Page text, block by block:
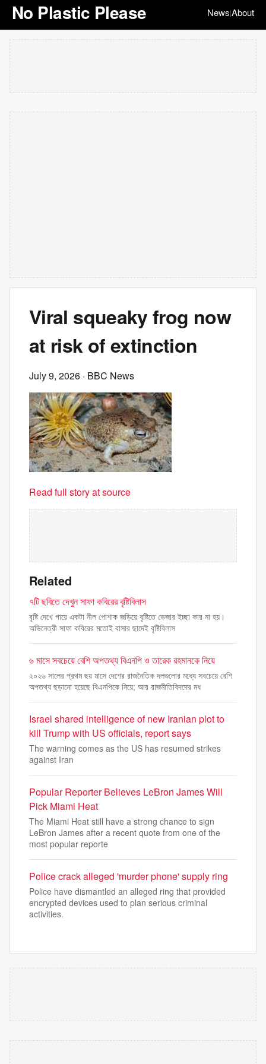
No Plastic Please News|About
Viral squeaky frog now
at risk of extinction
July 9, 2026 · BBC News
Read full story at source
Related
৭টি ছবিতে দেখুন সাফা কবিরের বৃষ্টিবিলাস
বৃষ্টি দেখে গায়ে একটা নীল পোশাক জড়িয়ে বৃষ্টিতে ভেজার ইচ্ছা কার না হয়।
অভিনেত্রী সাফা কবিরের মতোই বাসার ছাদেই বৃষ্টিবিলাস
৬ মাসে সবচেয়ে বেশি অপতথ্য বিএনপি ও তারেক রহমানকে নিয়ে
২০২৬ সালের প্রথম ছয় মাসে দেশের রাজনৈতিক দলগুলোর মধ্যে সবচেয়ে বেশি
অপতথ্য ছড়ানো হয়েছে বিএনপিকে নিয়ে; আর রাজনীতিবিদদের মধ
Israel shared intelligence of new Iranian plot to
kill Trump with US officials, report says
The warning comes as the US has resumed strikes
against Iran
Popular Reporter Believes LeBron James Will
Pick Miami Heat
The Miami Heat still have a strong chance to sign
LeBron James after a recent quote from one of the
most popular reporte
Police crack alleged 'murder phone' supply ring
Police have dismantled an alleged ring that provided
encrypted devices used to plan serious criminal
activities.